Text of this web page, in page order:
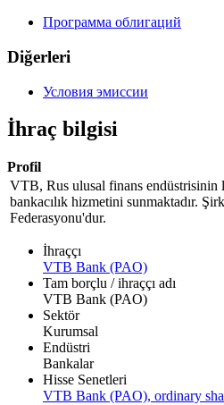
Программа облигаций
Diğerleri
Условия эмиссии
İhraç bilgisi
Profil
VTB, Rus ulusal finans endüstrisinin
bankacılık hizmetini sunmaktadır.
Federasyonu'dur.
İhraççı
VTB Bank (PAO)
Tam borçlu / ihraççı adı
VTB Bank (PAO)
Sektör
Kurumsal
Endüstri
Bankalar
Hisse Senetleri
VTB Bank (PAO), ordinary